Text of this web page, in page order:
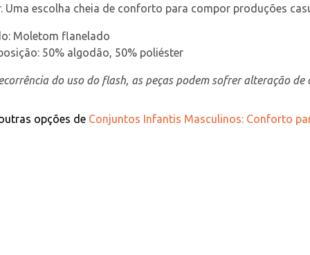
Uma escolha cheia de conforto para compor produções
Moletom flanelado
50% algodão, 50% poliéster
do uso do flash, as peças podem sofrer alteração de
opções de Conjuntos Infantis Masculinos: Conforto